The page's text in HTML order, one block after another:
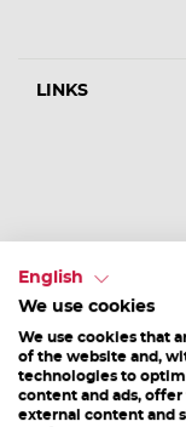
LINKS
English
We use cookies
We use cookies that
of the website and,
technologies to
content and ads,
external content and